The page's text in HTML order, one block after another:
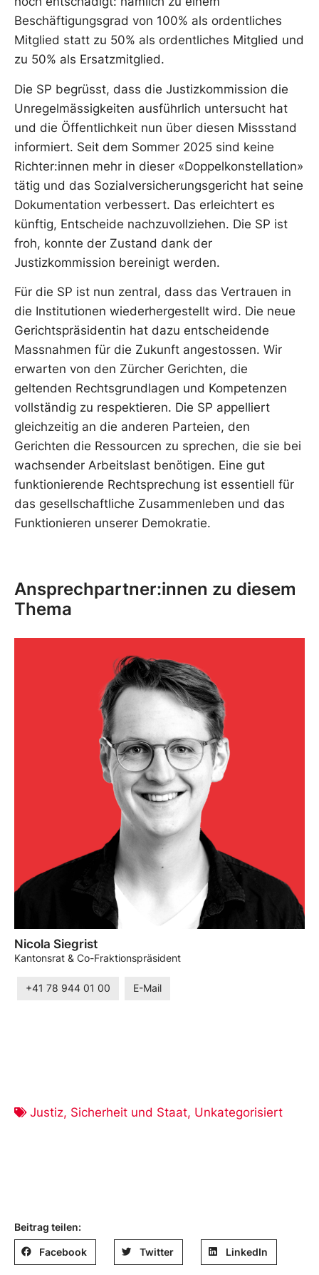
Beschäftigungsgrad von 100% als ordentliches
Mitglied statt zu 50% als ordentliches Mitglied und
zu 50% als Ersatzmitglied.
Die SP begrüsst, dass die Justizkommission die
Unregelmässigkeiten ausführlich untersucht hat
und die Öffentlichkeit nun über diesen Missstand
informiert. Seit dem Sommer 2025 sind keine
Richter:innen mehr in dieser «Doppelkonstellation»
tätig und das Sozialversicherungsgericht hat seine
Dokumentation verbessert. Das erleichtert es
künftig, Entscheide nachzuvollziehen. Die SP ist
froh, konnte der Zustand dank der
Justizkommission bereinigt werden.
Für die SP ist nun zentral, dass das Vertrauen in
die Institutionen wiederhergestellt wird. Die neue
Gerichtspräsidentin hat dazu entscheidende
Massnahmen für die Zukunft angestossen. Wir
erwarten von den Zürcher Gerichten, die
geltenden Rechtsgrundlagen und Kompetenzen
vollständig zu respektieren. Die SP appelliert
gleichzeitig an die anderen Parteien, den
Gerichten die Ressourcen zu sprechen, die sie bei
wachsender Arbeitslast benötigen. Eine gut
funktionierende Rechtsprechung ist essentiell für
das gesellschaftliche Zusammenleben und das
Funktionieren unserer Demokratie.
Ansprechpartner:innen zu diesem
Thema
Nicola Siegrist
Kantonsrat & Co-Fraktionspräsident
+41 78 944 01 00 E-Mail
Justiz, Sicherheit und Staat, Unkategorisiert
Beitrag teilen:
Facebook Twitter LinkedIn